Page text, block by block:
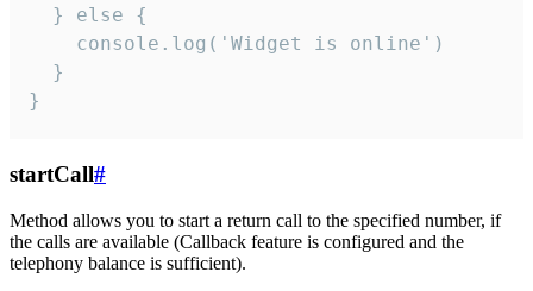
  } else {
    console.log('Widget is online')
  }
}
startCall#
Method allows you to start a return call to the specified number, if
the calls are available (Callback feature is configured and the
telephony balance is sufficient).